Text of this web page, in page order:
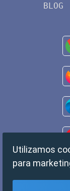
BLOG
Utilizamos
para